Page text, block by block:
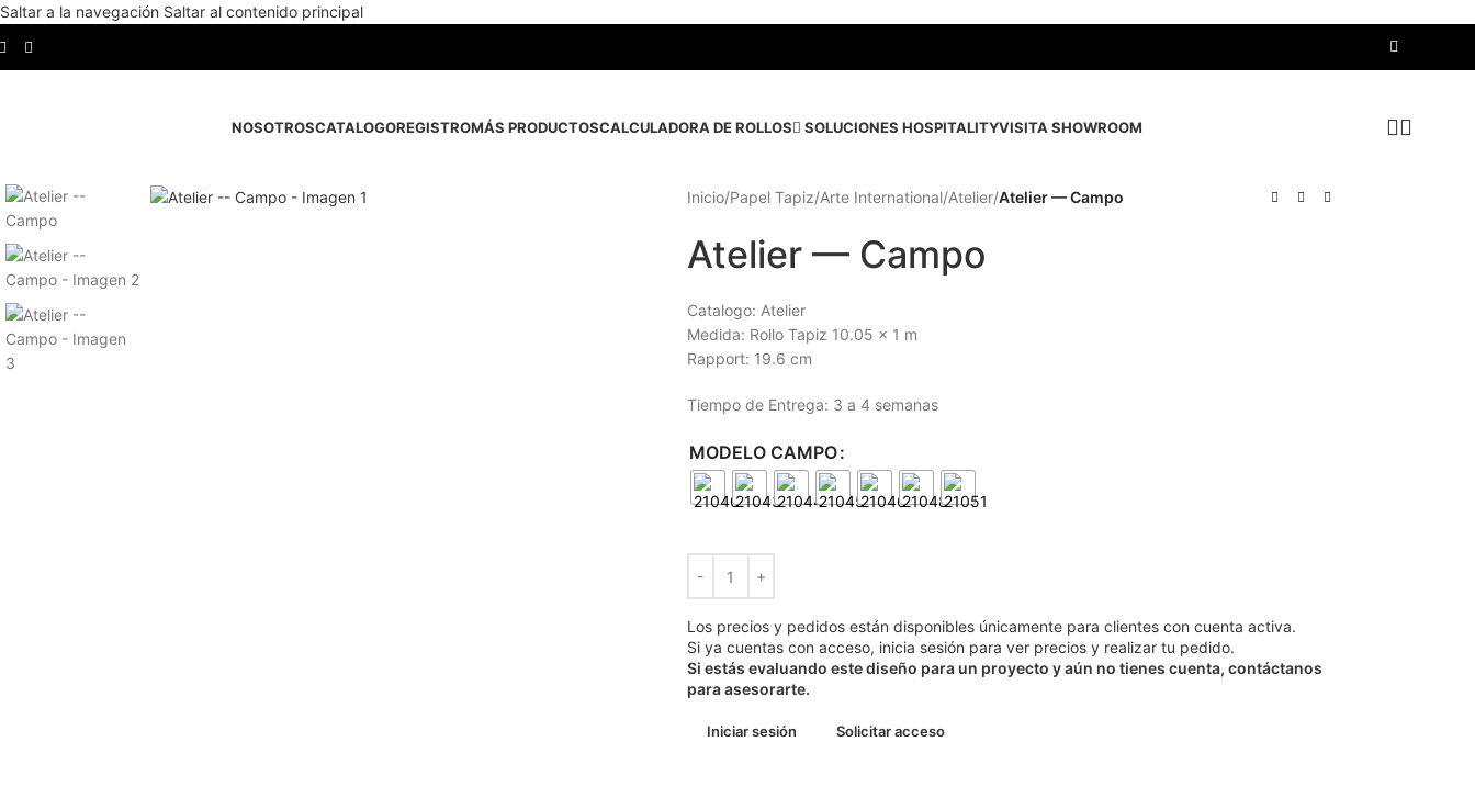
Saltar a la navegación Saltar al contenido principal
NOSOTROSCATALOGOREGISTROMÁS PRODUCTOSCALCULADORA DE ROLLOS SOLUCIONES HOSPITALITYVISITA SHOWROOM
Inicio/Papel Tapiz/Arte International/Atelier/Atelier — Campo
Atelier — Campo
Catalogo: Atelier
Medida: Rollo Tapiz 10.05 x 1 m
Rapport: 19.6 cm
Tiempo de Entrega: 3 a 4 semanas
MODELO CAMPO
Los precios y pedidos están disponibles únicamente para clientes con cuenta activa.
Si ya cuentas con acceso, inicia sesión para ver precios y realizar tu pedido.
Si estás evaluando este diseño para un proyecto y aún no tienes cuenta, contáctanos
para asesorarte.
Iniciar sesión Solicitar acceso